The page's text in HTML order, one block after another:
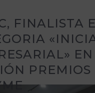
FINALISTA
PREMIOS